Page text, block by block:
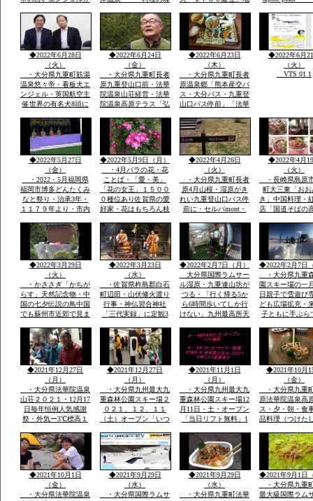
天サイト全国版選定」
今度は世界の8頭に選
定されました英国航空
から
高」・ムツゴロウ・た
いらぎ「貝柱」竹崎カ
ニは追加で1杯￥３０
００円ぐらい・温泉は
温度が
しい水の要件に適合・
地区はもちろん町内外
から水汲みが絶えませ
ん
nature
◆2022年6月28日
（火）
・大分県九重町筋湯
温泉悠々帝・看板犬エ
ンジェル・英国航空主
催世界の有名犬8頭に
国航空より日本政府観
光局ロンドン事務所か
ら連絡日本一は楽天サ
イトで2回日本一選定
英文そのまま提示
◆2022年6月24日
（金）
・大分県九重町長者
原九重登山口前・法華
院温泉山荘経営・法華
院温泉高原テラス「弘
素泊まり￥７０００円
温泉￥５００レストラ
ンあり・
https://chinanews.jp
公式
◆2022年6月23日
（木）
・大分県九重町長者
原温泉郷「熊本産交バ
ス・大分バス・九重登
山口バス停前」「法華
プ・・法華院山荘高原
テラス「」一泊￥７０
００「素泊まりok]・
自家温泉￥５００・食
事１０００円から
◆2022年6月
（火）
VTS 01 1
◆2022年5月27日
（金）
・2022・5月福岡県
福岡市博多どんたくみ
なと祭り・治承3年・
１１７９年より・市内
けられ「松ばやし」を
起源として市民のお祭
り
◆2022年5月9日（月）
・4月バラの花・花
ことば・「愛・美」
「花の女王」１５００
０種位あり佐賀県の愛
好家・花はもちろん枝
と葉も花もつやあり
◆2022年4月26日
（火）
・大分県九重町長者
原4月山桜・湿原がき
れい九重登山口バス停
前に・セルパmont・
法華院温泉高原テラス
食堂「９１０・・くじ
ゅうdiner]で九重夢ポ
ークで食事
◆2022年4月
（火）
・長崎県島原
町大三東「おお
き」中国料理・
店「国道そばの
中国風のお店・
袋の本格的な中
有名店で大学通
がら修業
◆2022年3月29日
（火）
・かささぎ「かちが
らす」天然記念物・中
国の七夕伝説の鳥中国
でも蘇州市近郊で見ま
鳴くきます・・・黒い
カラス・九州の自宅庭
に遊びに来ています
◆2022年3月23日
（水）
・佐賀県杵島郡白石
町辺田・山伏修火渡り
行事・神仏習合神社
「三代実録」に定観3
坊一大霊場有・龍造寺
氏・鍋島氏の保護・祈
年祭かけ参リ
◆2022年2月7日（月）
大分県国際ラムサー
ル湿原・九重連山坊が
つる・「行く帰る5か
ら6時間歩いてしか行
けない」九州最高所天
の冬１月ー３。ｃ
◆2022年2月7日
・大分県九重
園スキー場の一
日親子で雪遊び
ども広場拡充・
子ともに手ぶら
アサイズ用
◆2021年12月27日
（月）
・大分県法華院温泉
山荘２０２１・12月17
日毎年恒例人気感謝
祭・外気ー3℃標高１
全国から50数名山荘で
年忘れ爆笑感謝祭
◆2021年12月27日
（月）
・大分県九州最大九
重森林公園スキー場２
０２１、１２、１１
（土）オープン「いつ
「大人も子供も体一つ
で来場OK一流メーカ
ーレンタルウェア４０
００セツト用意」
◆2021年11月1日
（月）
・大分県九州最大九
重森林公園スキー場12
月11日・土・オープン
「当日リフト無料」1
営業手ぶらでOKレン
タルウェア全サイズ用
意
◆2021年10月
（金）
・大分県九重
原法華院温泉高
ス・夕・朝・食
品料理（つけた
DINER（九重
ー）品数豊富宿
で1万円前後予
ダイナープライ
企業様合宿・研
◆2021年10月1日
（金）
・大分県法華院温泉
◆2021年9月29日
（水）
・大分県国際ラムサ
◆2021年9月29日
（水）
・大分県九重町法華
◆2021年9月1日
・大分県九重
最大級国際ラム